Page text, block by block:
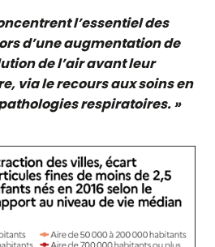
l’essentiel des
d’une augmentation de
de l’air avant leur
via le recours aux soins en
respiratoires. »